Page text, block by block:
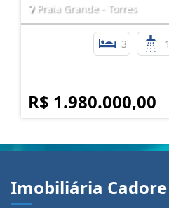
Praia Grande - Torres
3 1
R$ 1.980.000,00
Imobiliária Cadore